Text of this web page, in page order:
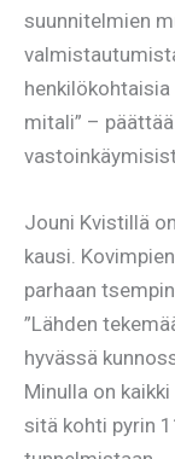
suunnitelmien
mitali” –
Jouni Kvistillä
kausi.
parhaan
”Lähden
hyvässä
Minulla on
sitä kohti pyrin